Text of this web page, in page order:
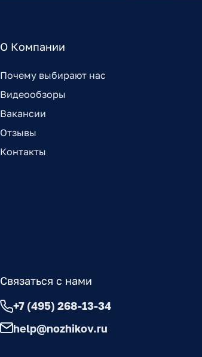
О Компании
Почему выбирают нас
Видеообзоры
Вакансии
Отзывы
Контакты
Связаться с нами
+7 (495) 268-13-34
help@nozhikov.ru